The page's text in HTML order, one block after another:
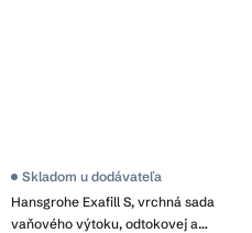
Hansgrohe Exafill S, vrchná sada
vaňového výtoku, odtokovej a
Skladom u dodávateľa